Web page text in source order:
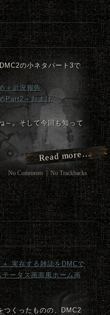
DMC2の小ネタパート3で
＋近況報告
Part2＋おまけ
～。そして今回も知って
Read more…
No Comments |No Trackbacks
実在する雑誌をDMCで
ータス画面風ホーム画
くったものの、 DMC2